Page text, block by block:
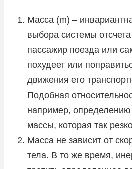
Масса (m) –
выбора системы
пассажир поезда или
похудеет или
движения его
Подобная
например, определению
массы, которая так
Масса не зависит от
тела. В то же время,